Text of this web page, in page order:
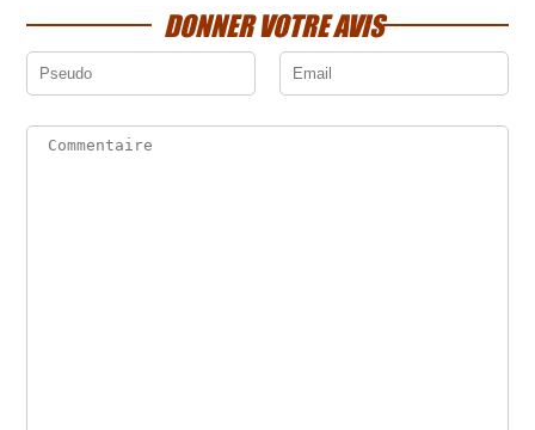
DONNER VOTRE AVIS